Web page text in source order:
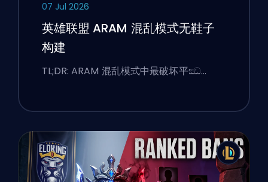
07 Jul 2026
英雄联盟 ARAM 混乱模式无鞋子
构建
TL;DR: ARAM 混乱模式中最破坏平ඣ…